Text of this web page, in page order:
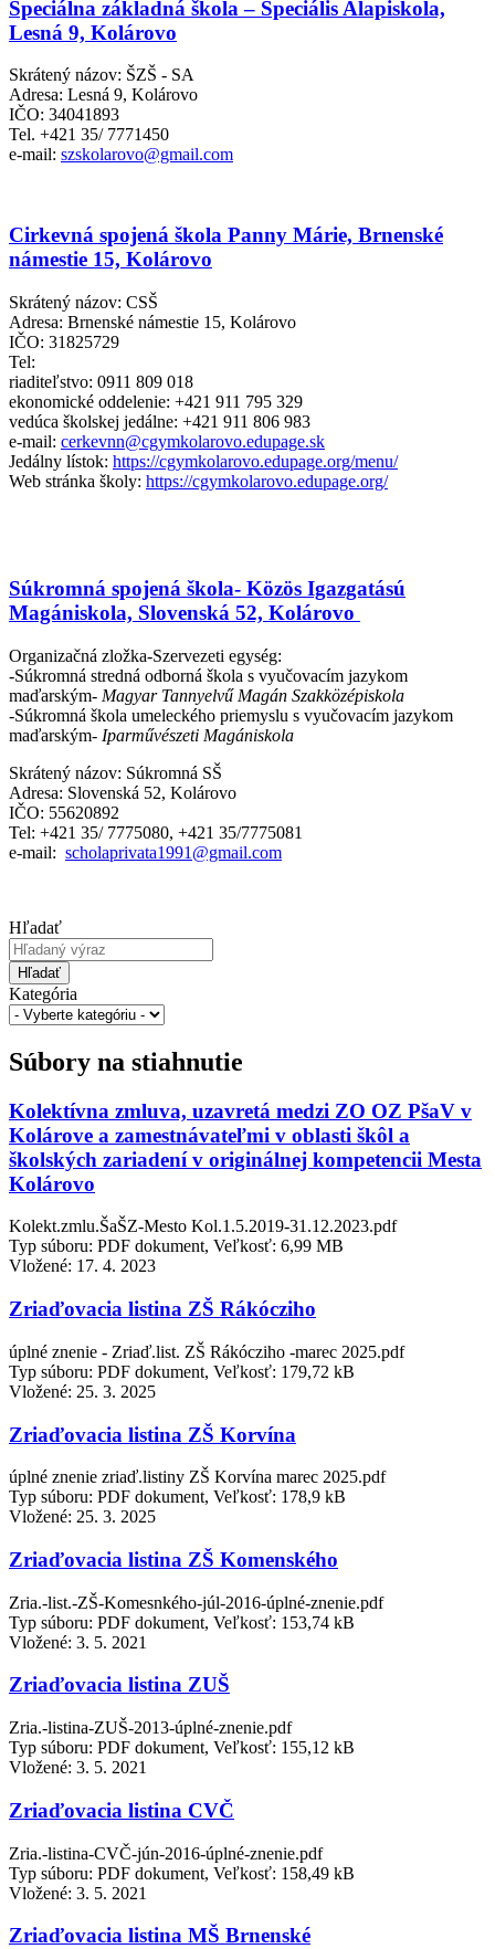
Špeciálna základná škola – Speciális Alapiskola,
Lesná 9, Kolárovo
Skrátený názov: ŠZŠ - SA
Adresa: Lesná 9, Kolárovo
IČO: 34041893
Tel. +421 35/ 7771450
e-mail: szskolarovo@gmail.com
Cirkevná spojená škola Panny Márie, Brnenské
námestie 15, Kolárovo
Skrátený názov: CSŠ
Adresa: Brnenské námestie 15, Kolárovo
IČO: 31825729
Tel:
riaditeľstvo: 0911 809 018
ekonomické oddelenie: +421 911 795 329
vedúca školskej jedálne: +421 911 806 983
e-mail: cerkevnn@cgymkolarovo.edupage.sk
Jedálny lístok: https://cgymkolarovo.edupage.org/menu/
Web stránka školy: https://cgymkolarovo.edupage.org/
Súkromná spojená škola- Közös Igazgatású
Magániskola, Slovenská 52, Kolárovo
Organizačná zložka-Szervezeti egység:
-Súkromná stredná odborná škola s vyučovacím jazykom
maďarským- Magyar Tannyelvű Magán Szakközépiskola
-Súkromná škola umeleckého priemyslu s vyučovacím jazykom
maďarským- Iparművészeti Magániskola
Skrátený názov: Súkromná SŠ
Adresa: Slovenská 52, Kolárovo
IČO: 55620892
Tel: +421 35/ 7775080, +421 35/7775081
e-mail: scholaprivata1991@gmail.com
Hľadať
Hľadať
Kategória
Súbory na stiahnutie
Kolektívna zmluva, uzavretá medzi ZO OZ PšaV v
Kolárove a zamestnávateľmi v oblasti škôl a
školských zariadení v originálnej kompetencii Mesta
Kolárovo
Kolekt.zmlu.ŠaŠZ-Mesto Kol.1.5.2019-31.12.2023.pdf
Typ súboru: PDF dokument, Veľkosť: 6,99 MB
Vložené: 17. 4. 2023
Zriaďovacia listina ZŠ Rákócziho
úplné znenie - Zriaď.list. ZŠ Rákócziho -marec 2025.pdf
Typ súboru: PDF dokument, Veľkosť: 179,72 kB
Vložené: 25. 3. 2025
Zriaďovacia listina ZŠ Korvína
úplné znenie zriaď.listiny ZŠ Korvína marec 2025.pdf
Typ súboru: PDF dokument, Veľkosť: 178,9 kB
Vložené: 25. 3. 2025
Zriaďovacia listina ZŠ Komenského
Zria.-list.-ZŠ-Komesnkého-júl-2016-úplné-znenie.pdf
Typ súboru: PDF dokument, Veľkosť: 153,74 kB
Vložené: 3. 5. 2021
Zriaďovacia listina ZUŠ
Zria.-listina-ZUŠ-2013-úplné-znenie.pdf
Typ súboru: PDF dokument, Veľkosť: 155,12 kB
Vložené: 3. 5. 2021
Zriaďovacia listina CVČ
Zria.-listina-CVČ-jún-2016-úplné-znenie.pdf
Typ súboru: PDF dokument, Veľkosť: 158,49 kB
Vložené: 3. 5. 2021
Zriaďovacia listina MŠ Brnenské